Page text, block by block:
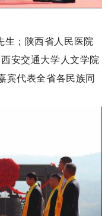
生；陕西省人民医院
安交通大学人文学院
宾代表全省各民族同